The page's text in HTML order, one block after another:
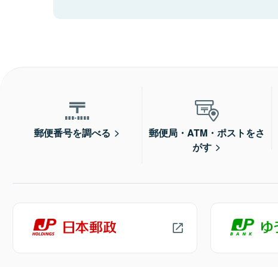
郵便番号を調べる
郵便局・ATM・ポストをさ
がす